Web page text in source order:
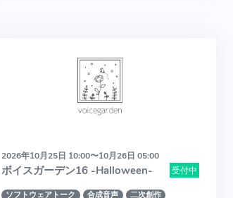
2026年10月25日 10:00〜10月26日 05:00
受付中
ボイスガーデン16 -Halloween-
ソフトウェアトーク 合成音声 二次創作